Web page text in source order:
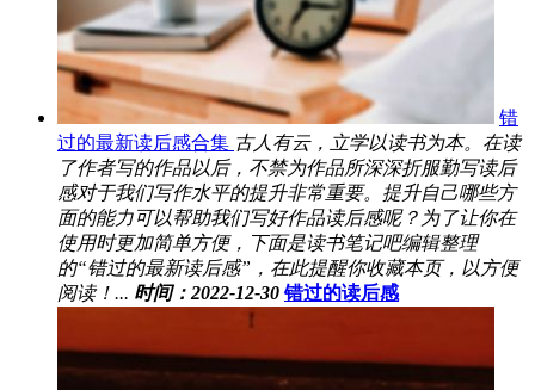
错
过的最新读后感合集 古人有云，立学以读书为本。在读
了作者写的作品以后，不禁为作品所深深折服勤写读后
感对于我们写作水平的提升非常重要。提升自己哪些方
面的能力可以帮助我们写好作品读后感呢？为了让你在
使用时更加简单方便，下面是读书笔记吧编辑整理
的“错过的最新读后感”，在此提醒你收藏本页，以方便
阅读！... 时间：2022-12-30 错过的读后感